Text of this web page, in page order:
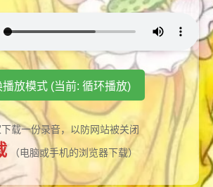
播放模式 (当前: 循环播放)
载一份录音，以防网站被关闭
（电脑或手机的浏览器下载）